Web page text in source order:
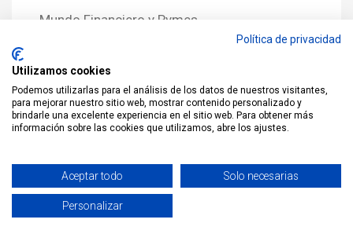
Mundo Financiero y Pymes
Noticias NewcorRED
Protagonistas
Sin categoría
Política de privacidad
Utilizamos cookies
Podemos utilizarlas para el análisis de los datos de nuestros visitantes,
para mejorar nuestro sitio web, mostrar contenido personalizado y
brindarle una excelente experiencia en el sitio web. Para obtener más
información sobre las cookies que utilizamos, abre los ajustes.
Aceptar todo Solo necesarias
Personalizar